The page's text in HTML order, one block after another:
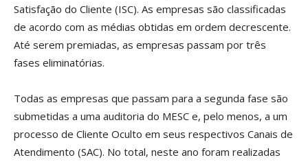
Satisfação do Cliente (ISC). As empresas são classificadas
de acordo com as médias obtidas em ordem decrescente.
Até serem premiadas, as empresas passam por três
fases eliminatórias.
Todas as empresas que passam para a segunda fase são
submetidas a uma auditoria do MESC e, pelo menos, a um
processo de Cliente Oculto em seus respectivos Canais de
Atendimento (SAC). No total, neste ano foram realizadas